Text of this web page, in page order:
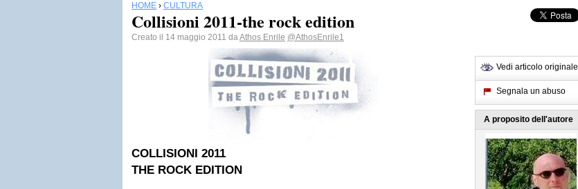
HOME › CULTURA
Collisioni 2011-the rock edition
Creato il 14 maggio 2011 daAthos Enrile @AthosEnrile1
COLLISIONI 2011
THE ROCK EDITION
Vedi articolo originale
Segnala un abuso
A proposito dell'autore